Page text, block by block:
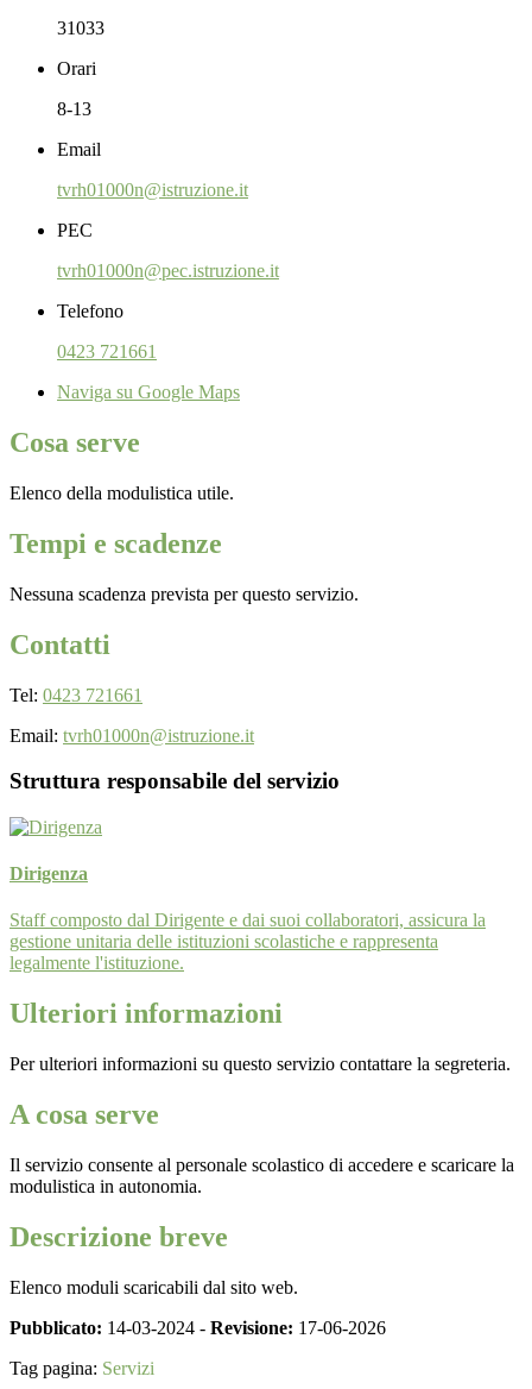
31033
Orari
8-13
Email
tvrh01000n@istruzione.it
PEC
tvrh01000n@pec.istruzione.it
Telefono
0423 721661
Naviga su Google Maps
Cosa serve
Elenco della modulistica utile.
Tempi e scadenze
Nessuna scadenza prevista per questo servizio.
Contatti
Tel: 0423 721661
Email: tvrh01000n@istruzione.it
Struttura responsabile del servizio
Dirigenza
Staff composto dal Dirigente e dai suoi collaboratori, assicura la
gestione unitaria delle istituzioni scolastiche e rappresenta
legalmente l'istituzione.
Ulteriori informazioni
Per ulteriori informazioni su questo servizio contattare la segreteria.
A cosa serve
Il servizio consente al personale scolastico di accedere e scaricare la
modulistica in autonomia.
Descrizione breve
Elenco moduli scaricabili dal sito web.
Pubblicato: 14-03-2024 - Revisione: 17-06-2026
Tag pagina: Servizi